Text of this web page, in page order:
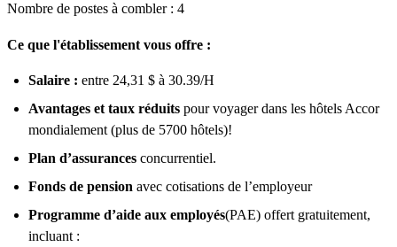
Nombre de postes à combler : 4
Ce que l'établissement vous offre :
Salaire : entre 24,31 $ à 30.39/H
Avantages et taux réduits pour voyager dans les hôtels Accor
mondialement (plus de 5700 hôtels)!
Plan d’assurances concurrentiel.
Fonds de pension avec cotisations de l’employeur
Programme d’aide aux employés(PAE) offert gratuitement,
incluant :